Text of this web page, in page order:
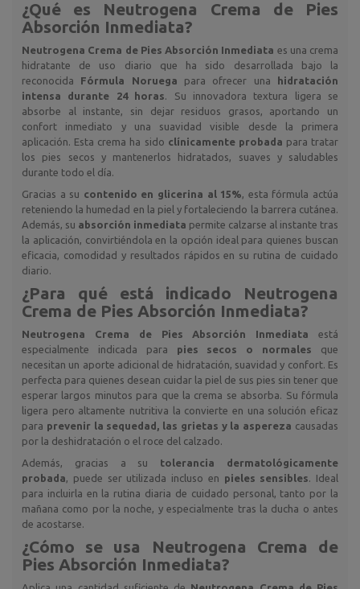
¿Qué es Neutrogena Crema de Pies
Absorción Inmediata?
Neutrogena Crema de Pies Absorción Inmediata es una crema
hidratante de uso diario que ha sido desarrollada bajo la
reconocida Fórmula Noruega para ofrecer una hidratación
intensa durante 24 horas . Su innovadora textura ligera se
absorbe al instante, sin dejar residuos grasos, aportando un
confort inmediato y una suavidad visible desde la primera
aplicación. Esta crema ha sido clínicamente probada para tratar
los pies secos y mantenerlos hidratados, suaves y saludables
durante todo el día.
Gracias a su contenido en glicerina al 15% , esta fórmula actúa
reteniendo la humedad en la piel y fortaleciendo la barrera cutánea.
Además, su absorción inmediata permite calzarse al instante tras
la aplicación, convirtiéndola en la opción ideal para quienes buscan
eficacia, comodidad y resultados rápidos en su rutina de cuidado
diario.
¿Para qué está indicado Neutrogena
Crema de Pies Absorción Inmediata?
Neutrogena Crema de Pies Absorción Inmediata está
especialmente indicada para
pies secos o normales que
necesitan un aporte adicional de hidratación, suavidad y confort. Es
perfecta para quienes desean cuidar la piel de sus pies sin tener que
esperar largos minutos para que la crema se absorba. Su fórmula
ligera pero altamente nutritiva la convierte en una solución eficaz
para prevenir la sequedad, las grietas y la aspereza causadas
por la deshidratación o el roce del calzado.
Además, gracias a su tolerancia dermatológicamente
probada , puede ser utilizada incluso en pieles sensibles . Ideal
para incluirla en la rutina diaria de cuidado personal, tanto por la
mañana como por la noche, y especialmente tras la ducha o antes
de acostarse.
¿Cómo se usa
Neutrogena Crema de
Pies Absorción Inmediata?